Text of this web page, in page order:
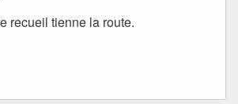
recueil tienne la route.